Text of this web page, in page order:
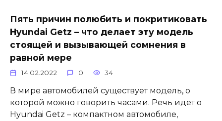
Пять причин полюбить и покритиковать
Hyundai Getz – что делает эту модель
стоящей и вызывающей сомнения в
равной мере
14.02.2022 0 34
В мире автомобилей существует модель, о
которой можно говорить часами. Речь идет о
Hyundai Getz – компактном автомобиле,